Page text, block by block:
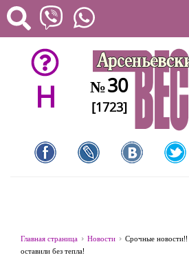
H №30
[1723]
Главная страница Новости
Срочные новости!!
оставили без тепла!